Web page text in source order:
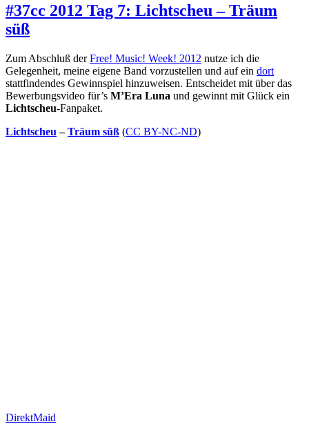
#37cc 2012 Tag 7: Lichtscheu – Träum
süß
Zum Abschluß derFree! Music! Week! 2012 nutze ich die
Gelegenheit, meine eigene Band vorzustellen und auf ein dort
stattfindendes Gewinnspiel hinzuweisen. Entscheidet mit über das
Bewerbungsvideo für’s M’Era Luna und gewinnt mit Glück ein
Lichtscheu-Fanpaket.
Lichtscheu –Träum süß (CC BY-NC-ND)
DirektMaid